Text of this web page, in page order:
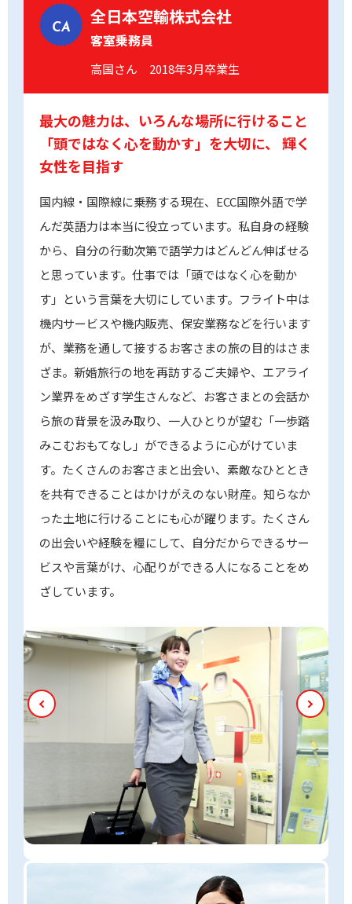
CA
全日本空輸株式会社
客室乗務員
高国さん 2018年3月卒業生
最大の魅力は、いろんな場所に行けること
「頭ではなく心を動かす」を大切に、
輝く
女性を目指す
国内線・国際線に乗務する現在、ECC国際外語で学
んだ英語力は本当に役立っています。私自身の経験
から、自分の行動次第で語学力はどんどん伸ばせる
と思っています。仕事では「頭ではなく心を動か
す」という言葉を大切にしています。フライト中は
機内サービスや機内販売、保安業務などを行います
が、業務を通して接するお客さまの旅の目的はさま
ざま。新婚旅行の地を再訪するご夫婦や、エアライ
ン業界をめざす学生さんなど、お客さまとの会話か
ら旅の背景を汲み取り、一人ひとりが望む「一歩踏
みこむおもてなし」ができるように心がけていま
す。たくさんのお客さまと出会い、素敵なひととき
を共有できることはかけがえのない財産。知らなか
った土地に行けることにも心が躍ります。たくさん
の出会いや経験を糧にして、自分だからできるサー
ビスや言葉がけ、心配りができる人になることをめ
ざしています。